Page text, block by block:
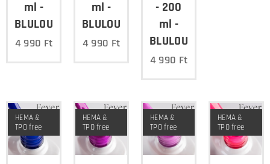
ml -
BLULOU
4 990 Ft
ml -
BLULOU
4 990 Ft
- 200
ml -
BLULOU
4 990 Ft
HEMA &
TPO free
HEMA &
TPO free
HEMA &
TPO free
HEMA &
TPO free